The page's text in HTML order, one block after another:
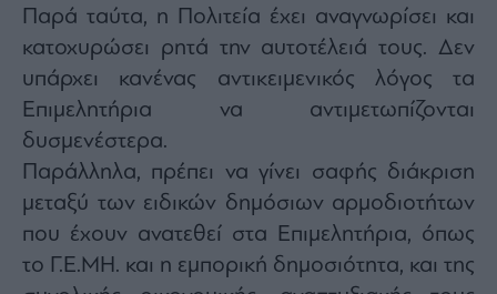
Παρά ταύτα, η Πολιτεία έχει αναγνωρίσει και
κατοχυρώσει ρητά την αυτοτέλειά τους. Δεν
υπάρχει κανένας αντικειμενικός λόγος τα
Επιμελητήρια να αντιμετωπίζονται
δυσμενέστερα.
Παράλληλα, πρέπει να γίνει σαφής διάκριση
μεταξύ των ειδικών δημόσιων αρμοδιοτήτων
που έχουν ανατεθεί στα Επιμελητήρια, όπως
το Γ.Ε.ΜΗ. και η εμπορική δημοσιότητα, και της